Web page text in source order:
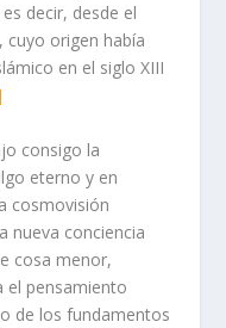
decir, desde el
cuyo origen había
en el siglo XIII
consigo la
eterno y en
cosmovisión
nueva conciencia
cosa menor,
el pensamiento
de los fundamentos